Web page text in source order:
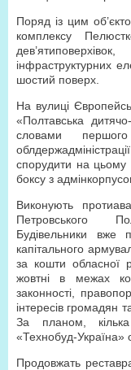
Поряд із цим
комплексу
інфраструктурних
шостий поверх.
На вулиці
«Полтавська
словами
спорудити на цьому
боксу з
Виконують
Петровського
Будівельники вже
капітального
за кошти обласної
жовтні в межах
законності,
інтересів громадян
За планом,
«Технобуд-Україна»
Продовжать